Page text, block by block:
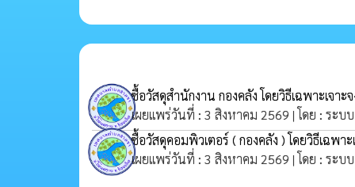
ซื้อวัสดุสำนักงาน กองคลัง โดยวิธีเฉพาะเจาะ
เผยแพร่วันที่ : 3 สิงหาคม 2569 | โดย : ระบ
ซื้อวัสดุคอมพิวเตอร์ ( กองคลัง ) โดยวิธีเฉพาะ
เผยแพร่วันที่ : 3 สิงหาคม 2569 | โดย : ระบ